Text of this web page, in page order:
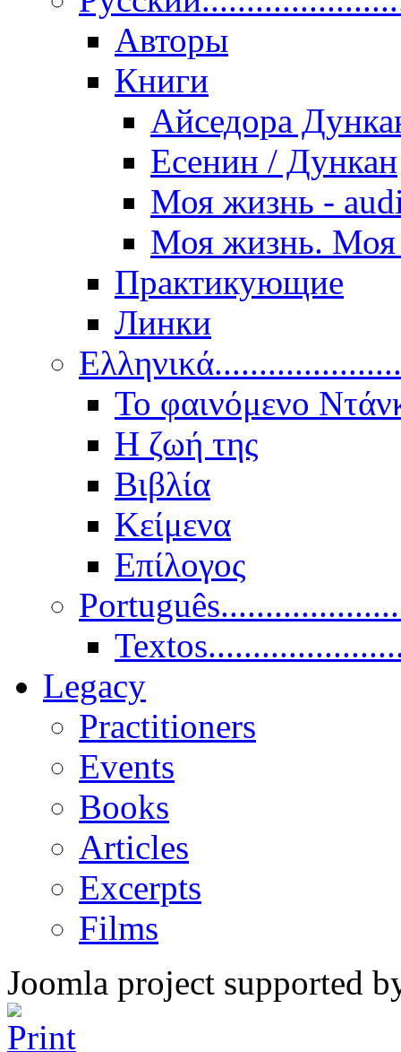
Авторы
Книги
Айседора
Есенин / Дункан
Моя жизнь -
Моя жизнь. Моя
Практикующие
Линки
Το φαινόμενο
Η ζωή της
Βιβλία
Κείμενα
Επίλογος
Legacy
Practitioners
Events
Books
Articles
Excerpts
Films
Joomla project supported